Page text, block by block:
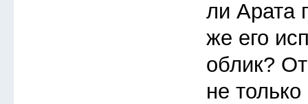
ли Арата
же его
облик?
не